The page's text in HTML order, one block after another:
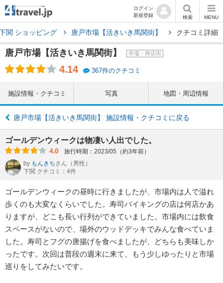
ログイン
新規登録
検索 MENU
関 ショッピング 唐戸市場【活きいき馬関街】 クチコミ詳細
唐戸市場【活きいき馬関街】 市場・商店街
4.14 367件のクチコミ
施設情報・クチコミ 写真 地図・周辺情報
唐戸市場【活きいき馬関街】 施設情報・クチコミに戻る
ゴールデンウィークは物凄い人出でした。
4.0
旅行時期：2023/05（約3年前）
by もんきちさん （男性）
下関 クチコミ：4件
ゴールデンウィークの昼時に行きましたが、市場内は人で溢れ
歩くのも大変なくらいでした。寿司バイキングの店は何店かあ
りますが、どこも長い行列ができていました。市場内には飲食
スペースがないので、場外のウッドデッキでみんな食べていま
した。寿司とフグの唐揚げを食べましたが、どちらも美味しか
ったです。次回は普段の週末に来て、もう少しゆったりと市場
巡りをしてみたいです。